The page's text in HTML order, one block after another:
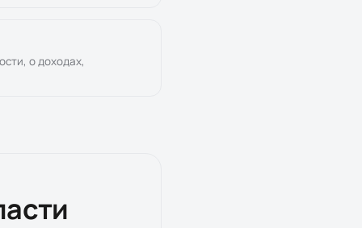
о доходах,